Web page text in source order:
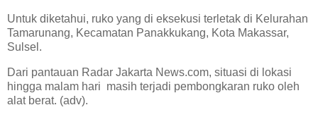
Untuk diketahui, ruko yang di eksekusi terletak di Kelurahan
Tamarunang, Kecamatan Panakkukang, Kota Makassar,
Sulsel.
Dari pantauan Radar Jakarta News.com, situasi di lokasi
hingga malam hari masih terjadi pembongkaran ruko oleh
alat berat. (adv).